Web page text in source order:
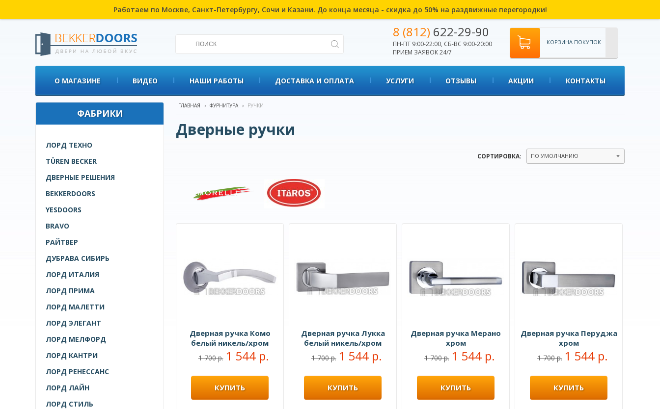
Работаем по Москве, Санкт-Петербургу, Сочи и Казани. До конца месяца - скидка до 50% на раздвижные перегородки!
8 (812) 622-29-90
ПН-ПТ 9:00-22:00, СБ-ВС 9:00-20:00
ПРИЕМ ЗАЯВОК 24/7
КОРЗИНА ПОКУПОК
О МАГАЗИНЕ ВИДЕО НАШИ РАБОТЫ ДОСТАВКА И ОПЛАТА УСЛУГИ ОТЗЫВЫ АКЦИИ КОНТАКТЫ
ФАБРИКИ
ЛОРД ТЕХНО
TÜREN BECKER
ДВЕРНЫЕ РЕШЕНИЯ
BEKKERDOORS
YESDOORS
BRAVO
РАЙТВЕР
ДУБРАВА СИБИРЬ
ЛОРД ИТАЛИЯ
ЛОРД ПРИМА
ЛОРД МАЛЕТТИ
ЛОРД ЭЛЕГАНТ
ЛОРД МЕЛФОРД
ЛОРД КАНТРИ
ЛОРД РЕНЕССАНС
ЛОРД ЛАЙН
ЛОРД СТИЛЬ
ГЛАВНАЯ › ФУРНИТУРА › РУЧКИ
Дверные ручки
СОРТИРОВКА: ПО УМОЛЧАНИЮ
Дверная ручка Комо
белый никель/хром
1 700 р. 1 544 р.
КУПИТЬ
Дверная ручка Лукка
белый никель/хром
1 700 р. 1 544 р.
КУПИТЬ
Дверная ручка Мерано
хром
1 700 р. 1 544 р.
КУПИТЬ
Дверная ручка Перуджа
хром
1 700 р. 1 544 р.
КУПИТЬ